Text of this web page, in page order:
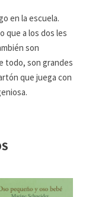
en la escuela.
que a los dos les
son
todo, son grandes
que juega con